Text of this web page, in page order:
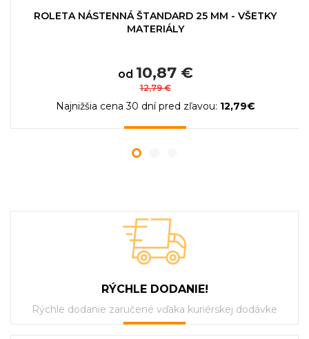
ROLETA NÁSTENNÁ ŠTANDARD 25 MM - VŠETKY
MATERIÁLY
od 10,87 €
12,79 €
Najnižšia cena 30 dní pred zľavou: 12,79€
RÝCHLE DODANIE!
Rýchle dodanie zaručené vďaka kuriérskej dodávke